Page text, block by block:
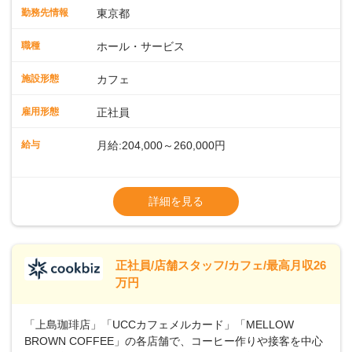
クの作成お客様のご案内、レジ対応軽食メニューの調理店内
ート体制充実コーヒーの知識から接客マナーまで、先輩スタ
年齢層が活躍しており、チームワークも抜群です。基本マニ
業務に馴染める環境です。「カフェの接客は初めて」という
ッフとして経験を積んだ後、店長を目指してみませんか。売
よ♪あなたも、無理なくステップアップできる環境で、少しず
つ成長していきませんか？
勤務先情報 東京都
職種 ホール・サービス
施設形態 カフェ
雇用形態 正社員
給与 月給:204,000～260,000円
ます・東日本エリア：月給21万4000～27万
※経験・スキルを考慮の上、決定します。
※別途、残業代および各種手当あり
※試用期間なし
■店長職： ・西日本／月給26万7500円
万円＋賞与(年3回)・店長職：年収410万円／
詳細を見る
正社員/店舗スタッフ/カフェ/最高月収26
万円
「上島珈琲店」「UCCカフェメルカード」「MELLOW
BROWN COFFEE」の各店舗で、コーヒー作りや接客を中心